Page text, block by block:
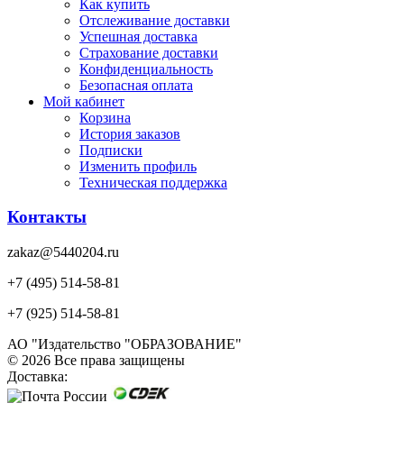
Как купить
Отслеживание доставки
Успешная доставка
Страхование доставки
Конфиденциальность
Безопасная оплата
Мой кабинет
Корзина
История заказов
Подписки
Изменить профиль
Техническая поддержка
Контакты
zakaz@5440204.ru
+7 (495) 514-58-81
+7 (925) 514-58-81
АО "Издательство "ОБРАЗОВАНИЕ"
© 2026 Все права защищены
Доставка: